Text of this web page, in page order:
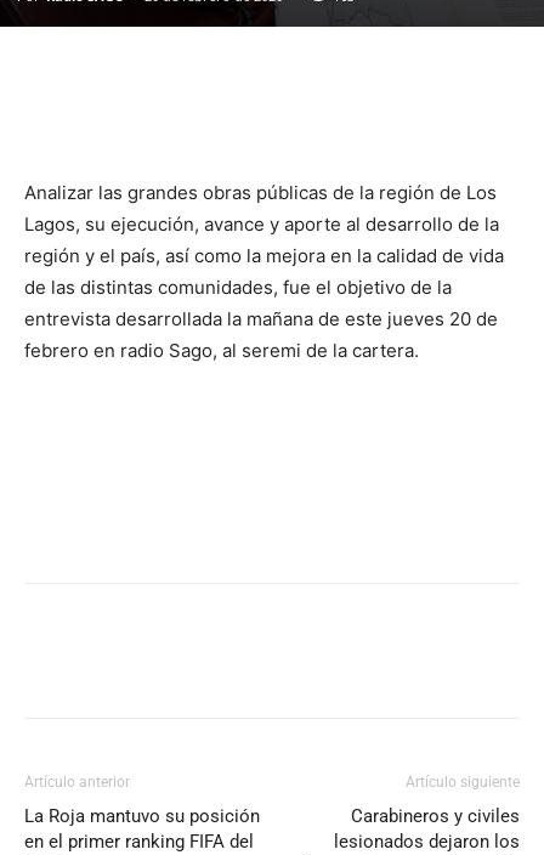
Analizar las grandes obras públicas de la región de Los
Lagos, su ejecución, avance y aporte al desarrollo de la
región y el país, así como la mejora en la calidad de vida
de las distintas comunidades, fue el objetivo de la
entrevista desarrollada la mañana de este jueves 20 de
febrero en radio Sago, al seremi de la cartera.
Artículo anterior
La Roja mantuvo su posición
en el primer ranking FIFA del
Artículo siguiente
Carabineros y civiles
lesionados dejaron los